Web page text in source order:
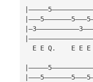
E E Q.    E E